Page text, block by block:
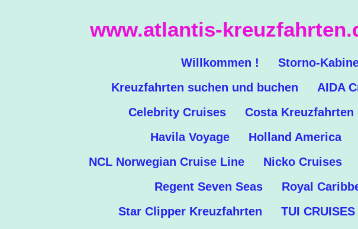
www.atlantis-
Willkommen ! Storno-
Kreuzfahrten suchen und buchen
AIDA
Celebrity Cruises
Costa Kreuzfahrten
Havila Voyage
Holland America
NCL Norwegian Cruise Line
Nicko Cruises
Regent Seven Seas
Royal
Star Clipper Kreuzfahrten
TUI CRUISES